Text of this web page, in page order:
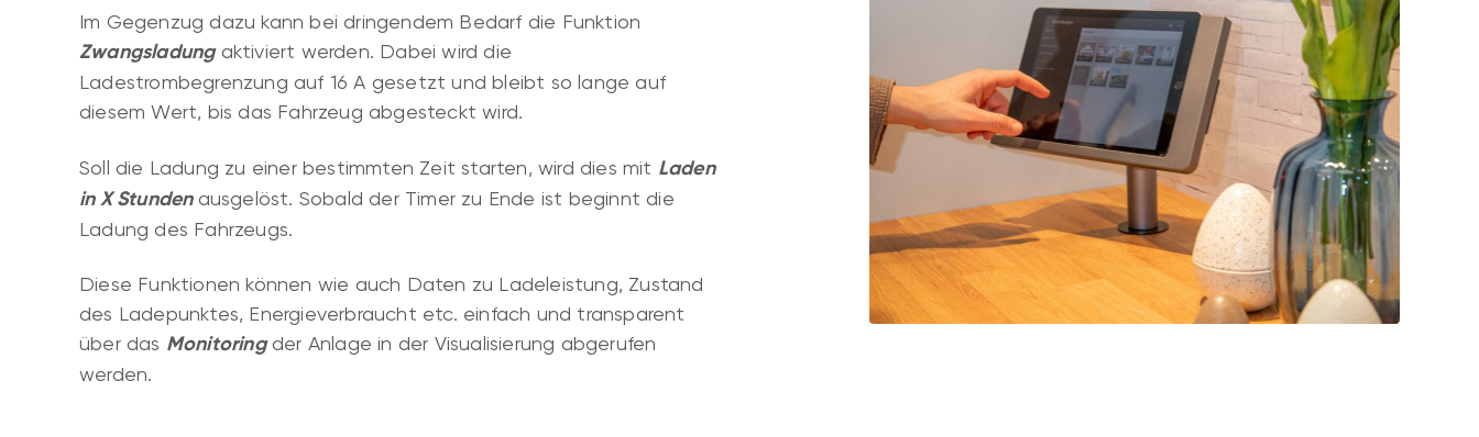
Im Gegenzug dazu kann bei dringendem Bedarf die Funktion
Zwangsladungaktiviert werden. Dabei wird die
Ladestrombegrenzung auf 16 A gesetzt und bleibt so lange auf
diesem Wert, bis das Fahrzeug abgesteckt wird.
Soll die Ladung zu einer bestimmten Zeit starten, wird dies mit Laden
in X Stunden ausgelöst. Sobald der Timer zu Ende ist beginnt die
Ladung des Fahrzeugs.
Diese Funktionen können wie auch Daten zu Ladeleistung, Zustand
des Ladepunktes, Energieverbraucht etc. einfach und transparent
über das Monitoringder Anlage in der Visualisierung abgerufen
werden.